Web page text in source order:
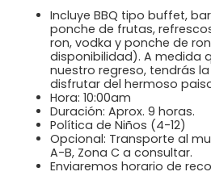
Incluye BBQ tipo buffet,
ponche de frutas,
ron, vodka y ponche de
disponibilidad). A medida
nuestro regreso, tendrás
disfrutar del hermoso
Hora: 10:00am
Duración: Aprox. 9 horas.
Política de Niños (4-12)
Opcional: Transporte al
A-B, Zona C a consultar.
Enviaremos horario de